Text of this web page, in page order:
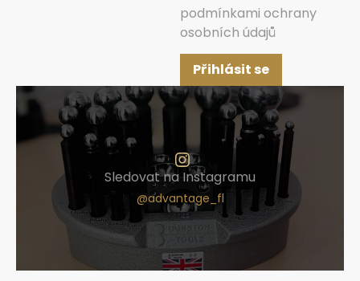
podmínkami ochrany
osobních údajů
Přihlásit se
Sledovat na Instagramu